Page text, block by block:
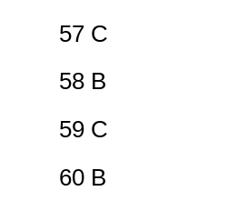
57 C
58 B
59 C
60 B